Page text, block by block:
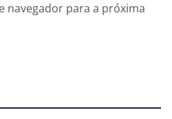
navegador para a próxima